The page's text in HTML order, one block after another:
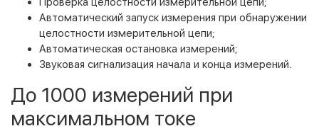
Автоматический запуск измерения при обнаружении
целостности измерительной цепи;
Автоматическая остановка измерений;
Звуковая сигнализация начала и конца измерений.
До 1000 измерений при
максимальном токе